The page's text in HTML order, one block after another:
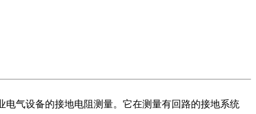
气设备的接地电阻测量。它在测量有回路的接地系统